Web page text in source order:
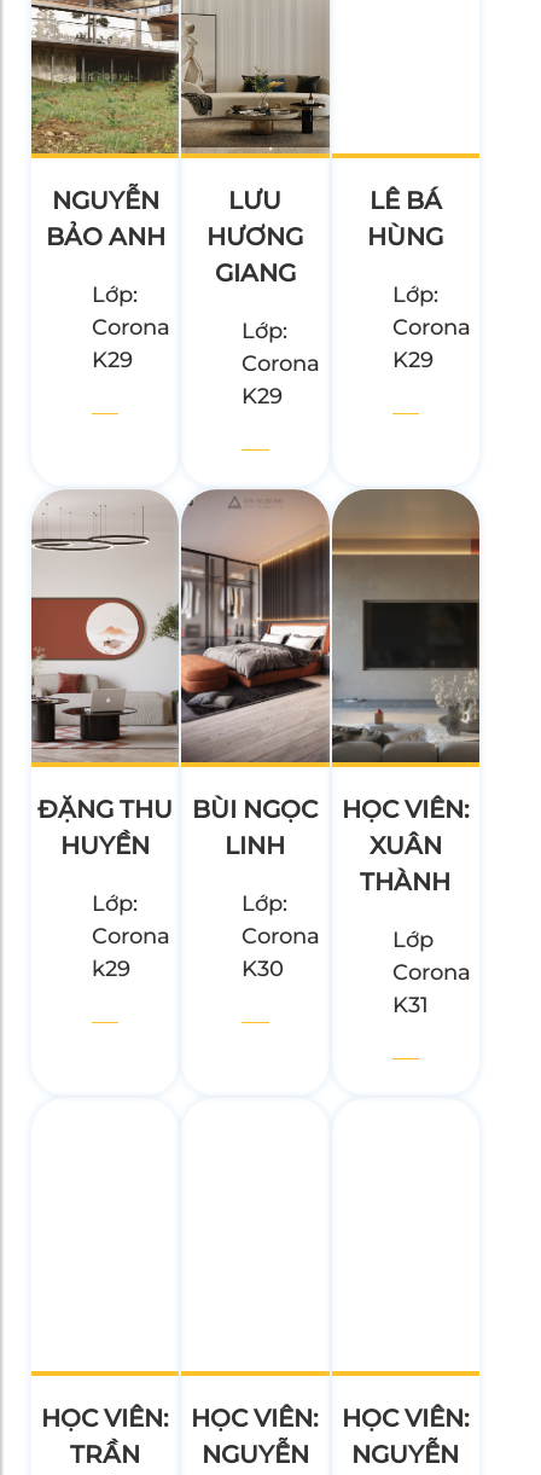
NGUYỄN
BẢO ANH
Lớp:
Corona
K29
LƯU
HƯƠNG
GIANG
Lớp:
Corona
K29
LÊ BÁ
HÙNG
Lớp:
Corona
K29
ĐẶNG THU
HUYỀN
Lớp:
Corona
k29
BÙI NGỌC
LINH
Lớp:
Corona
K30
HỌC VIÊN:
XUÂN
THÀNH
Lớp
Corona
K31
HỌC VIÊN:
TRẦN
HỌC VIÊN:
NGUYỄN
HỌC VIÊN:
NGUYỄN